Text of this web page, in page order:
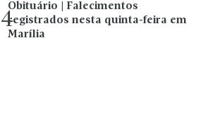
4
Obituário | Falecimentos
registrados nesta quinta-feira em
Marília